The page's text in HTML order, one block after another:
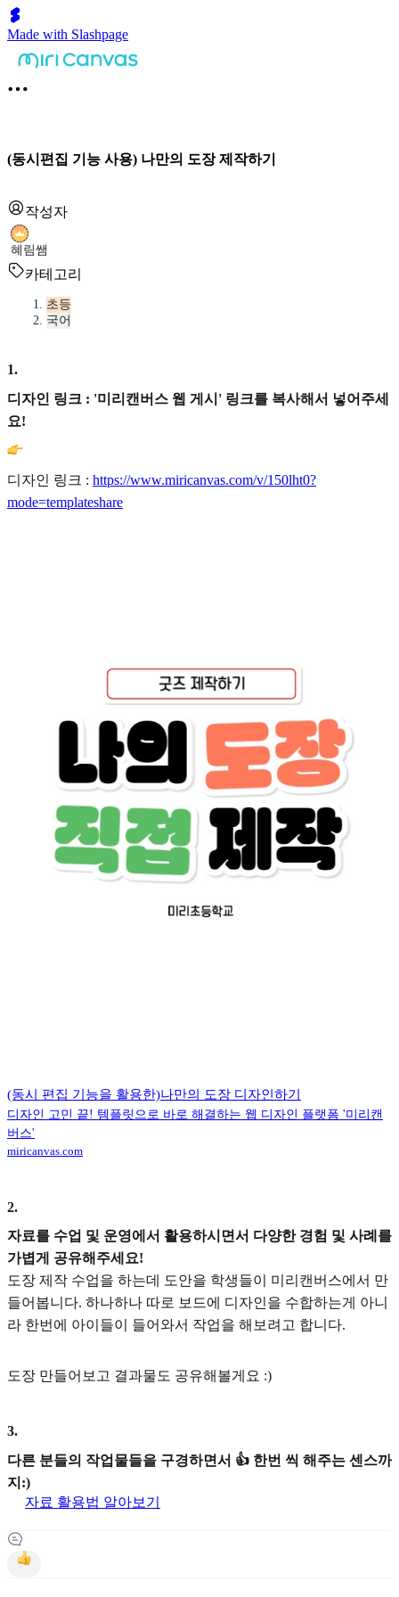
Made with Slashpage
(동시편집 기능 사용) 나만의 도장 제작하기
작성자
혜림쌤
카테고리
초등
국어
1.
디자인 링크 : '미리캔버스 웹 게시' 링크를 복사해서 넣어주세
요!
디자인 링크 : https://www.miricanvas.com/v/150lht0?
mode=templateshare
(동시 편집 기능을 활용한)나만의 도장 디자인하기
디자인 고민 끝! 템플릿으로 바로 해결하는 웹 디자인 플랫폼 '미리캔
버스'
miricanvas.com
2.
자료를 수업 및 운영에서 활용하시면서 다양한 경험 및 사례를
가볍게 공유해주세요!
도장 제작 수업을 하는데 도안을 학생들이 미리캔버스에서 만
들어봅니다. 하나하나 따로 보드에 디자인을 수합하는게 아니
라 한번에 아이들이 들어와서 작업을 해보려고 합니다.
도장 만들어보고 결과물도 공유해볼게요 :)
3.
다른 분들의 작업물들을 구경하면서 👍 한번 씩 해주는 센스까
지:)
자료 활용법 알아보기